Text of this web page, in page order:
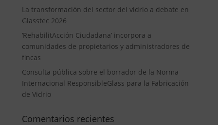
La transformación del sector del vidrio a debate en
Glasstec 2026
‘RehabilitAcción Ciudadana’ incorpora a
comunidades de propietarios y administradores de
fincas
Consulta pública sobre el borrador de la Norma
Internacional ResponsibleGlass para la Fabricación
de Vidrio
Comentarios recientes